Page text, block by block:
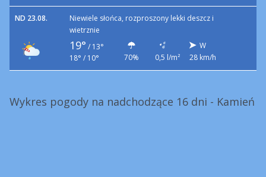
ND 23.08.
Niewiele słońca, rozproszony lekki deszcz i
wietrznie
19° / 13°
18° / 10°
70% 0,5 l/m²
W
28 km/h
Wykres pogody na nadchodzące 16 dni - Kamień